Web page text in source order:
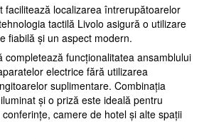
facilitează localizarea întrerupătoarelor
tactilă Livolo asigură o utilizare
fiabilă și un aspect modern.
completează funcționalitatea ansamblului
electrice fără utilizarea
suplimentare. Combinația
și o priză este ideală pentru
camere de hotel și alte spații